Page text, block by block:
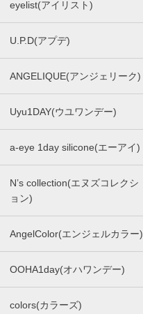
eyelist(アイリスト)
U.P.D(アプデ)
ANGELIQUE(アンジェリーク)
Uyu1DAY(ウユワンデー)
a-eye 1day silicone(エーアイ)
N’s collection(エヌズコレクシ
ョン)
AngelColor(エンジェルカラー)
OOHA1day(オハワンデー)
colors(カラーズ)